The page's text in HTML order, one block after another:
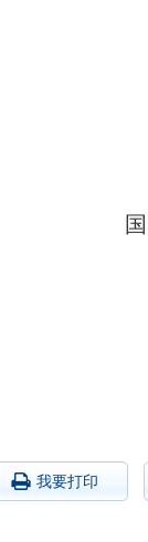
门市
年
我要打印